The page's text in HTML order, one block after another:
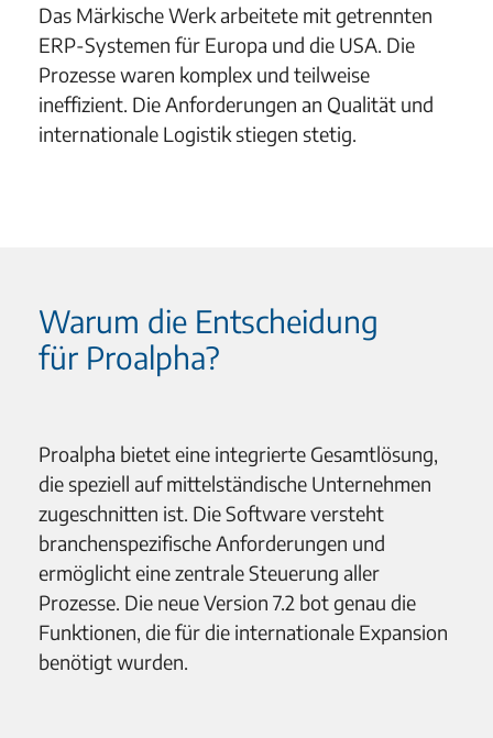
Das Märkische Werk arbeitete mit getrennten
ERP-Systemen für Europa und die USA. Die
Prozesse waren komplex und teilweise
ineffizient. Die Anforderungen an Qualität und
internationale Logistik stiegen stetig.
Warum die Entscheidung
für Proalpha?
Proalpha bietet eine integrierte Gesamtlösung,
die speziell auf mittelständische Unternehmen
zugeschnitten ist. Die Software versteht
branchenspezifische Anforderungen und
ermöglicht eine zentrale Steuerung aller
Prozesse. Die neue Version 7.2 bot genau die
Funktionen, die für die internationale Expansion
benötigt wurden.